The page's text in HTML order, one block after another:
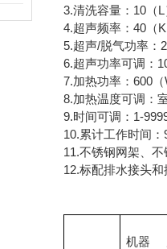
3.清洗容量
4.超声频率：40（
5.超声/脱气功
6.超声功率
7.加热功率
8.加热温度可调：
9.时间可调：
10.累计工作时间：
11.不锈钢网架
12.标配排水接头
机器